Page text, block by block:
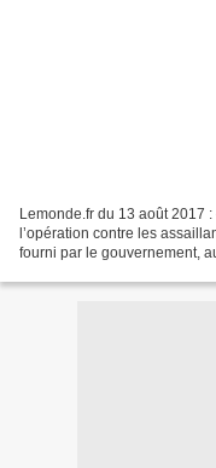
Lemonde.fr du 13 août 2017
l’opération contre les
fourni par le gouvernement,